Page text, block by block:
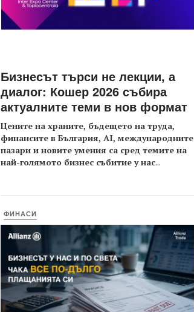
Бизнесът търси не лекции, а
диалог: Кошер 2026 събира
актуалните теми в нов формат
Цените на храните, бъдещето на труда,
финансите в България, AI, международните
пазари и новите умения са сред темите на
най-голямото бизнес събитие у нас...
ФИНАСИ